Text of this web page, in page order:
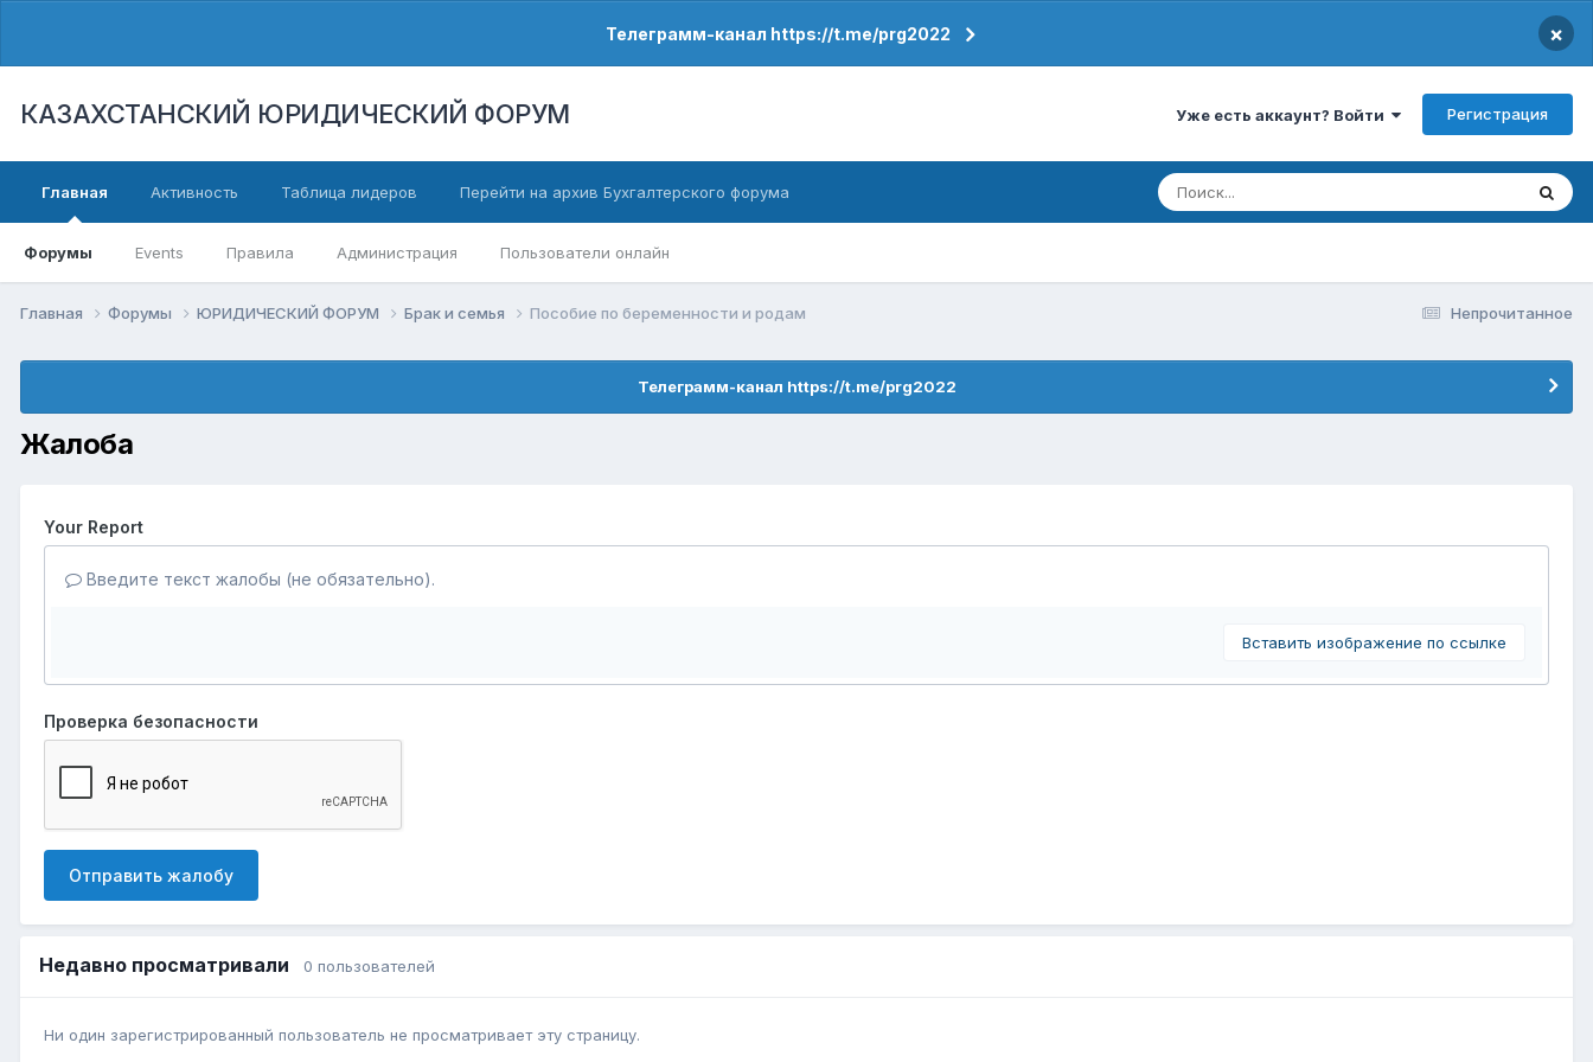
Телеграмм-канал https://t.me/prg2022 ×
КАЗАХСТАНСКИЙ ЮРИДИЧЕСКИЙ ФОРУМ Уже есть аккаунт? Войти Регистрация
Главная
Форумы Events Правила Администрация Пользователи онлайн
Активность Таблица лидеров Перейти на архив Бухгалтерского форума
Непрочитанное
Главная Форумы ЮРИДИЧЕСКИЙ ФОРУМ Брак и семья Пособие по беременности и родам
Телеграмм-канал https://t.me/prg2022
Жалоба
Your Report
Введите текст жалобы (не обязательно).
Вставить изображение по ссылке
Проверка безопасности
Отправить жалобу
Недавно просматривали 0 пользователей
Ни один зарегистрированный пользователь не просматривает эту страницу.